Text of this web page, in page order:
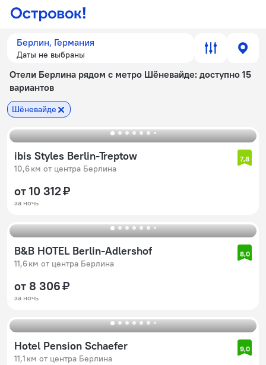
Берлин, Германия
Даты не выбраны
Отели Берлина рядом с метро Шёневайде: доступно 15
вариантов
Шёневайде
ibis Styles Berlin-Treptow
10,6 км от центра Берлина
7,8
от 10 312 ₽
за ночь
B&B HOTEL Berlin-Adlershof
11,6 км от центра Берлина
8,0
от 8 306 ₽
за ночь
Hotel Pension Schaefer
11,1 км от центра Берлина
9,0